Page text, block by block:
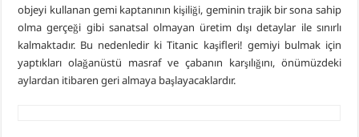
objeyi kullanan gemi kaptanının kişiliği, geminin trajik bir sona sahip
olma gerçeği gibi sanatsal olmayan üretim dışı detaylar ile sınırlı
kalmaktadır. Bu nedenledir ki Titanic kaşifleri! gemiyi bulmak için
yaptıkları olağanüstü masraf ve çabanın karşılığını, önümüzdeki
aylardan itibaren geri almaya başlayacaklardır.